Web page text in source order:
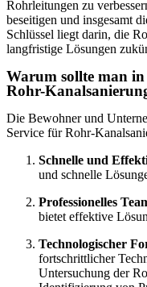
Rohrleitungen zu
beseitigen und insgesamt
Schlüssel liegt darin, die
langfristige Lösungen
Warum sollte man
Rohr-
Die Bewohner und
Service für Rohr-
Schnelle und
und schnelle
Professionelles
bietet effektive
Technologischer
fortschrittlicher
Untersuchung der